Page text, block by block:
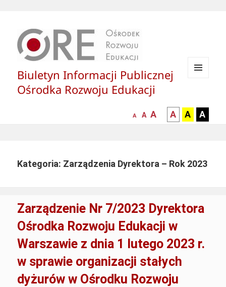
Biuletyn Informacji Publicznej
Ośrodka Rozwoju Edukacji
mniejsza
A
normalna
A
większa-
czcionka
A
kontrast
czarny
tle
A
kontrast
czarny
tle
A
żółty
tle
A
Kategoria: Zarządzenia Dyrektora – Rok 2023
Zarządzenie Nr 7/2023 Dyrektora
Ośrodka Rozwoju Edukacji w
Warszawie z dnia 1 lutego 2023 r.
w sprawie organizacji stałych
dyżurów w Ośrodku Rozwoju